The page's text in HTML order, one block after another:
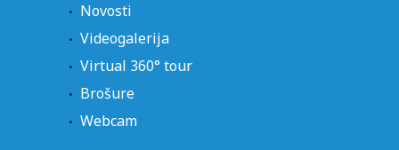
Novosti
Videogalerija
Virtual 360° tour
Brošure
Webcam